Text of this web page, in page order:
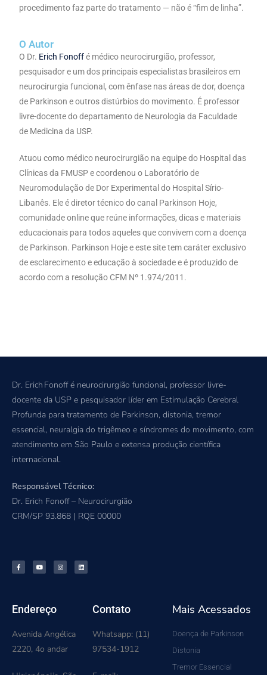
procedimento faz parte do tratamento — não é “fim de linha”.
O Autor
O Dr. Erich Fonoffé médico neurocirurgião, professor,
pesquisador e um dos principais especialistas brasileiros em
neurocirurgia funcional, com ênfase nas áreas de dor, doença
de Parkinson e outros distúrbios do movimento. É professor
livre-docente do departamento de Neurologia da Faculdade
de Medicina da USP.
Atuou como médico neurocirurgião na equipe do Hospital das
Clínicas da FMUSP e coordenou o Laboratório de
Neuromodulação de Dor Experimental do Hospital Sírio-
Libanês. Ele é diretor técnico do canal Parkinson Hoje,
comunidade online que reúne informações, dicas e materiais
educacionais para todos aqueles que convivem com a doença
de Parkinson. Parkinson Hoje e este site tem caráter exclusivo
de esclarecimento e educação à sociedade e é produzido de
acordo com a resolução CFM Nº 1.974/2011.
Dr. Erich Fonoff é neurocirurgião funcional, professor livre-
docente da USP e pesquisador líder em Estimulação Cerebral
Profunda para tratamento de Parkinson, distonia, tremor
essencial, neuralgia do trigêmeo e síndromes do movimento, com
atendimento em São Paulo e extensa produção científica
internacional.
Responsável Técnico:
Dr. Erich Fonoff – Neurocirurgião
CRM/SP 93.868 | RQE 00000
Endereço
Avenida Angélica
2220, 4o andar
Contato
Whatsapp: (11)
97534-1912
Mais Acessados
Doença de Parkinson
Distonia
Tremor Essencial